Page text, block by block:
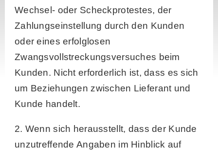
Wechsel- oder Scheckprotestes, der
Zahlungseinstellung durch den Kunden
oder eines erfolglosen
Zwangsvollstreckungsversuches beim
Kunden. Nicht erforderlich ist, dass es sich
um Beziehungen zwischen Lieferant und
Kunde handelt.
2. Wenn sich herausstellt, dass der Kunde
unzutreffende Angaben im Hinblick auf